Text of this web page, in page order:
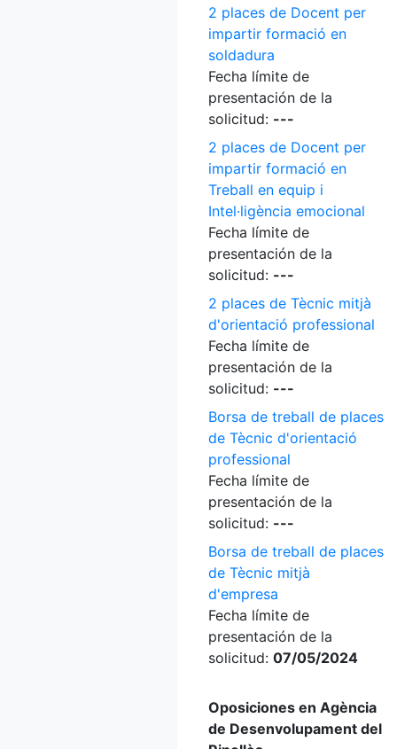
2 places de Docent per
impartir formació en
soldadura
Fecha límite de
presentación de la
solicitud: ---
2 places de Docent per
impartir formació en
Treball en equip i
Intel·ligència emocional
Fecha límite de
presentación de la
solicitud: ---
2 places de Tècnic mitjà
d'orientació professional
Fecha límite de
presentación de la
solicitud: ---
Borsa de treball de places
de Tècnic d'orientació
professional
Fecha límite de
presentación de la
solicitud: ---
Borsa de treball de places
de Tècnic mitjà
d'empresa
Fecha límite de
presentación de la
solicitud: 07/05/2024
Oposiciones en Agència
de Desenvolupament del